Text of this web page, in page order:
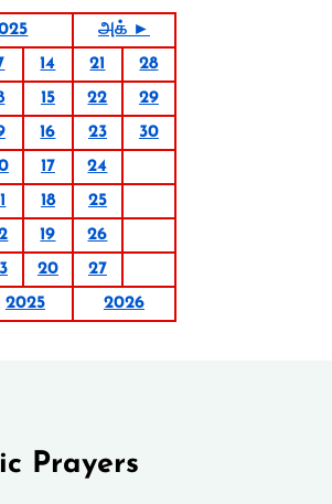
அக் ►
14 21
28
15 22
29
16 23
30
17
24
18
25
19
26
20
27
2025 2026
Prayers